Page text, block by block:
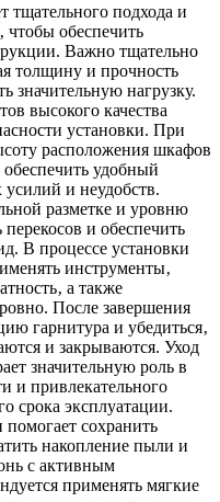
подхода и
чтобы обеспечить
Важно тщательно
толщину и прочность
значительную нагрузку.
высокого качества
установки. При
расположения шкафов
удобный
и неудобств.
разметке и уровню
и обеспечить
В процессе установки
инструменты‚
а также
После завершения
гарнитура и убедиться‚
и закрываются. Уход
значительную роль в
и привлекательного
срока эксплуатации.
сохранить
накопление пыли и
с активным
применять мягкие